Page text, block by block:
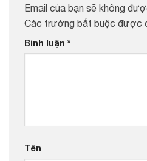
Email của bạn sẽ không
Các trường bắt buộc được
Bình luận *
Tên